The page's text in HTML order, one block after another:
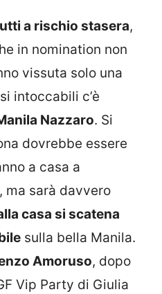
a rischio stasera,
in nomination non
vissuta solo una
intoccabili c’è
Nazzaro. Si
dovrebbe essere
a casa a
ma sarà davvero
casa si scatena
sulla bella Manila.
Amoruso, dopo
Vip Party di Giulia